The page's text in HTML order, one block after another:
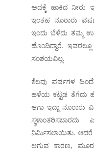
ಅದಕ್ಕೆ ಹಾಕಿದ ನೀರು
ಇಂತಹ ನೂರಾರು
ಇಂದು ಬೆಳೆದು ತಮ್ಮ
ಹೊಂದಿದ್ದಾರೆ.
ಸಂಶಯವಿಲ್ಲ.
ಕೆಲವು ವರ್ಷಗಳ ಹಿಂದೆ
ಹಳೆಯ ಕಟ್ಟಡ ತೆಗೆದು
ಆಗಾ ಇದ್ದಾ ನೂರಾರು
ನಿರ್ಮಿಸಲಾಯಿತು. ಆದರೆ
ಆಗುವ ಕಾರಣ,